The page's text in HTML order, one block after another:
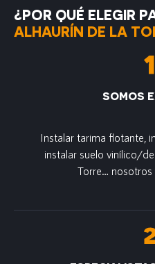
¿POR QUÉ ELEGIR
ALHAURÍN DE LA
SOMOS
Instalar tarima flotante,
instalar suelo vinílico/
Torre…